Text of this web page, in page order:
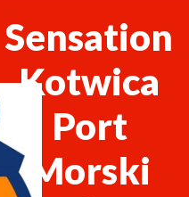
Sensation
Kotwica
Port
Morski